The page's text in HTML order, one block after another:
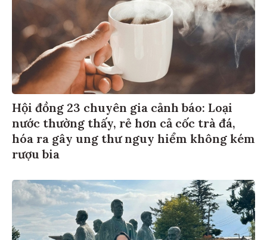
Hội đồng 23 chuyên gia cảnh báo: Loại
nước thường thấy, rẻ hơn cả cốc trà đá,
hóa ra gây ung thư nguy hiểm không kém
rượu bia